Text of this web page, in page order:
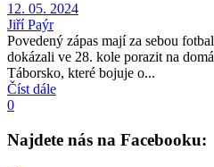
12. 05. 2024
Jiří Paýr
Povedený zápas mají za sebou
dokázali ve 28. kole porazit na
Táborsko, které bojuje o...
Číst dále
0
Najdete nás na Facebooku: